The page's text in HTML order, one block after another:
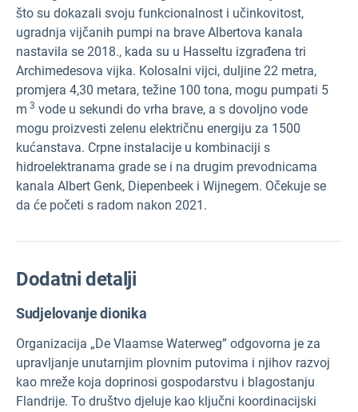
što su dokazali svoju funkcionalnost i učinkovitost,
ugradnja vijčanih pumpi na brave Albertova kanala
nastavila se 2018., kada su u Hasseltu izgrađena tri
Archimedesova vijka. Kolosalni vijci, duljine 22 metra,
promjera 4,30 metara, težine 100 tona, mogu pumpati 5
m 3 vode u sekundi do vrha brave, a s dovoljno vode
mogu proizvesti zelenu električnu energiju za 1500
kućanstava. Crpne instalacije u kombinaciji s
hidroelektranama grade se i na drugim prevodnicama
kanala Albert Genk, Diepenbeek i Wijnegem. Očekuje se
da će početi s radom nakon 2021.
Dodatni detalji
Sudjelovanje dionika
Organizacija „De Vlaamse Waterweg” odgovorna je za
upravljanje unutarnjim plovnim putovima i njihov razvoj
kao mreže koja doprinosi gospodarstvu i blagostanju
Flandrije. To društvo djeluje kao ključni koordinacijski